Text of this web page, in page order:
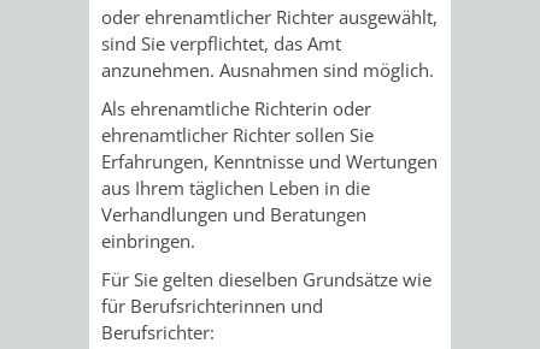
HILFE
MENSCHEN
MIT
BEHINDERUNG
MENSCHEN
MIT
DEMENZ
MIGRANTEN
/
BAUHERRENBERATUNG
GRUNDSTÜCKSWERTERMITTLUNG
BERATUNGSERGEBNISSE
TAGESORDNUNG
/
SITZUNGSUNTERLAGEN
UMLEGUNGSAUSSCHUSS
BERATENDE
oder ehrenamtlicher Richter ausgewählt,
sind Sie verpflichtet, das Amt
anzunehmen. Ausnahmen sind möglich.
Als ehrenamtliche Richterin oder
ehrenamtlicher Richter sollen Sie
Erfahrungen, Kenntnisse und Wertungen
aus Ihrem täglichen Leben in die
Verhandlungen und Beratungen
einbringen.
Für Sie gelten dieselben Grundsätze wie
für Berufsrichterinnen und
Berufsrichter: